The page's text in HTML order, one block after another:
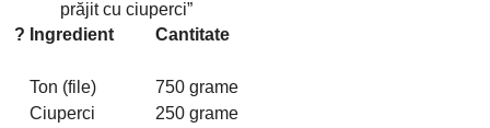
prăjit cu ciuperci
? Ingredient Cantitate
Ton (file)
750 grame
Ciuperci
250 grame